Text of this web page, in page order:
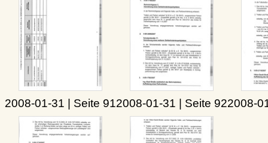
2008-01-31 | Seite 912008-01-31 | Seite 922008-